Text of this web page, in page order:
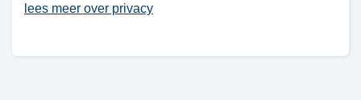
lees meer over privacy